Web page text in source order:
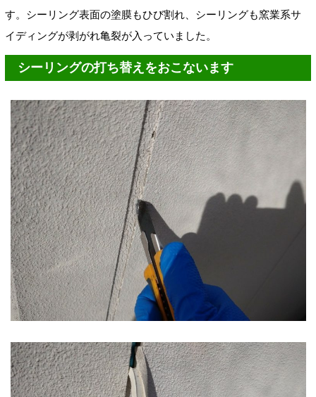
す。シーリング表面の塗膜もひび割れ、シーリングも窯業系サ
イディングが剥がれ亀裂が入っていました。
シーリングの打ち替えをおこないます